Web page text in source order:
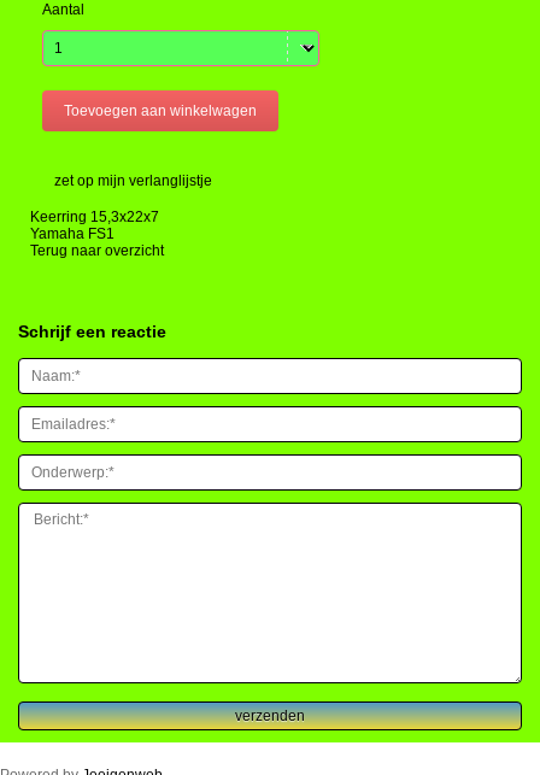
Aantal
zet op mijn verlanglijstje
Keerring 15,3x22x7
Yamaha FS1
Terug naar overzicht
Schrijf een reactie